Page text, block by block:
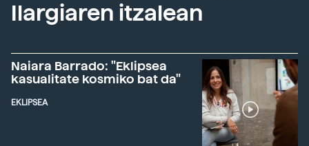
Ilargiaren itzalean
Naiara Barrado: "Eklipsea
kasualitate kosmiko bat da"
EKLIPSEA